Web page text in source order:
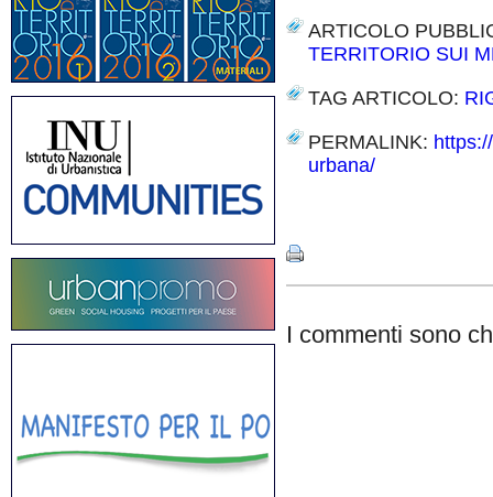
ARTICOLO
TERRITORIO SUI
TAG ARTICOLO:
PERMALINK:
urbana/
I commenti sono